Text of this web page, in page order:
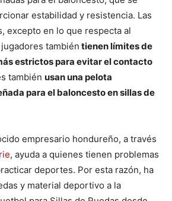
estabilidad y resistencia. Las
excepto en lo que respecta al
también tienen límites de
estrictos para evitar el contacto
también usan una pelota
para el baloncesto en sillas de
empresario hondureño, a través
, ayuda a quienes tienen problemas
deportes. Por esta razón, ha
y material deportivo a la